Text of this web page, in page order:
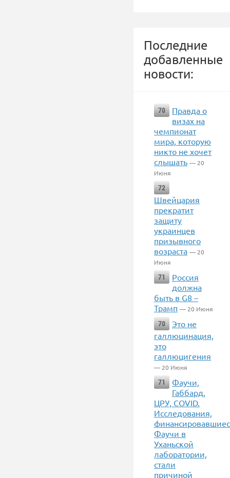
Последние
добавленные
новости:
70
Правда о
визах на
чемпионат
мира, которую
никто не хочет
слышать — 20
Июня
72
Швейцария
прекратит
защиту
украинцев
призывного
возраста — 20
Июня
71
Россия
должна
быть в G8 –
Трамп — 20 Июня
70
Это не
галлюцинация,
это
галлюцигения
— 20 Июня
71
Фаучи,
Габбард,
ЦРУ, COVID.
Исследования,
Фаучи в
Уханьской
лаборатории,
стали
причиной